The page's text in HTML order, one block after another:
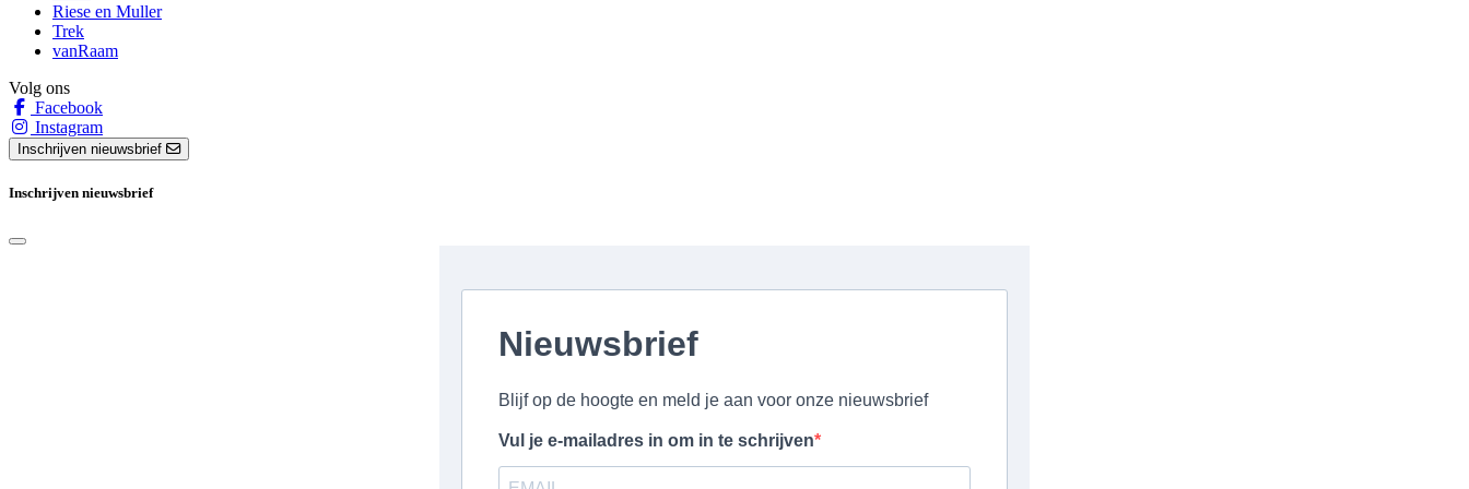
Riese en Muller
Trek
vanRaam
Volg ons
Facebook
Instagram
Inschrijven nieuwsbrief
Inschrijven nieuwsbrief